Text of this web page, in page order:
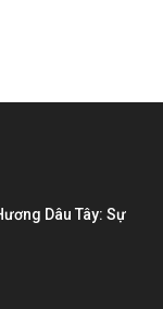
Dâu Tây: Sự